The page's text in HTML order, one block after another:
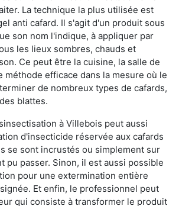
La technique la plus utilisée est
anti cafard. Il s'agit d'un produit sous
son nom l'indique, à appliquer par
les lieux sombres, chauds et
Ce peut être la cuisine, la salle de
méthode efficace dans la mesure où le
de nombreux types de cafards,
blattes.
à Villebois peut aussi
d'insecticide réservée aux cafards
se sont incrustés ou simplement sur
pu passer. Sinon, il est aussi possible
pour une extermination entière
Et enfin, le professionnel peut
qui consiste à transformer le produit